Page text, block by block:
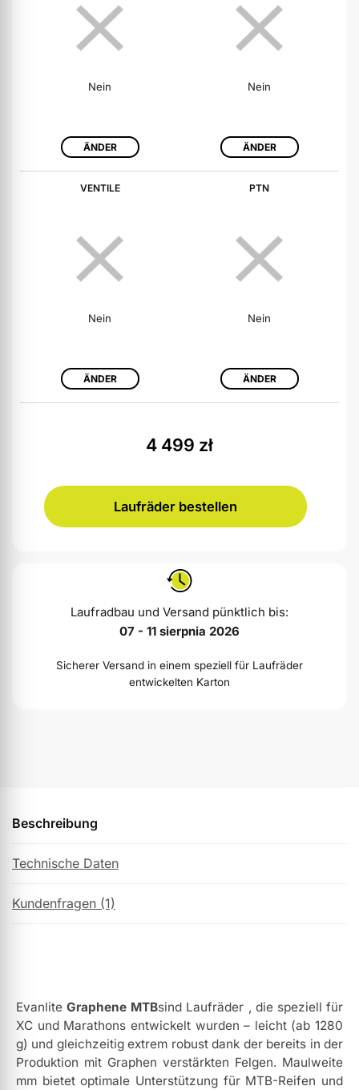
Nein
ÄNDER
Nein
ÄNDER
VENTILE
Nein
ÄNDER
PTN
Nein
ÄNDER
4 499 zł
Laufräder bestellen
Laufradbau und Versand pünktlich bis:
07 - 11 sierpnia 2026
Sicherer Versand in einem speziell für Laufräder
entwickelten Karton
Beschreibung
Technische Daten
Kundenfragen (1)
EvanliteGraphene MTBsind Laufräder , die speziell für
XC und Marathons entwickelt wurden – leicht (ab 1280
g) und gleichzeitig extrem robust dank der bereits in der
Produktion mit Graphen verstärkten Felgen. Maulweite
mm bietet optimale Unterstützung für MTB-Reifen und